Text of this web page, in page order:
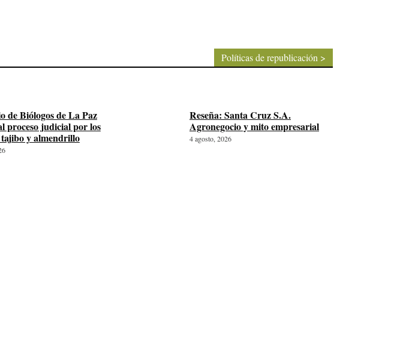
Políticas de republicación >
de Biólogos de La Paz
proceso judicial por los
tajibo y almendrillo
Reseña: Santa Cruz S.A.
Agronegocio y mito empresarial
4 agosto, 2026